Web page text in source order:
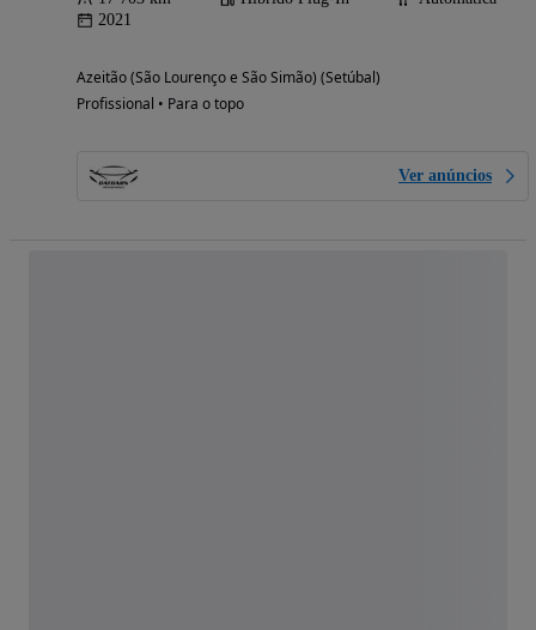
2021
Azeitão (São Lourenço e São Simão) (Setúbal)
Profissional • Para o topo
Ver anúncios